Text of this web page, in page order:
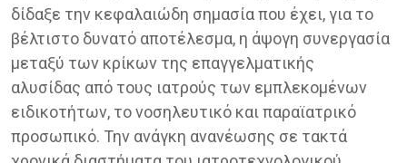
δίδαξε την κεφαλαιώδη σημασία που έχει, για το
βέλτιστο δυνατό αποτέλεσμα, η άψογη συνεργασία
μεταξύ των κρίκων της επαγγελματικής
αλυσίδας από τους ιατρούς των εμπλεκομένων
ειδικοτήτων, το νοσηλευτικό και παραϊατρικό
προσωπικό. Την ανάγκη ανανέωσης σε τακτά